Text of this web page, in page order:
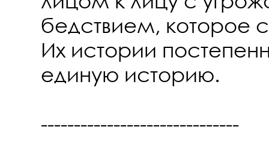
бедствием, которое
Их истории
единую историю.
------------------------------